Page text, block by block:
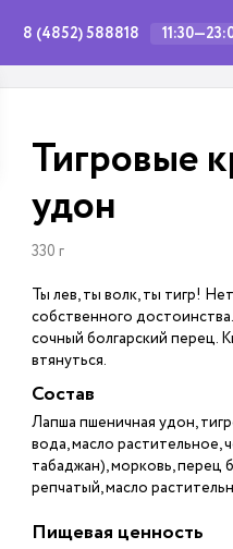
8 (4852) 588818
Тигровые
удон
330 г
Ты лев, ты волк, ты тигр!
собственного
сочный болгарский перец.
втянуться.
Состав
Лапша пшеничная удон,
вода, масло растительное,
табаджан), морковь, перец
репчатый, масло
Пищевая ценность